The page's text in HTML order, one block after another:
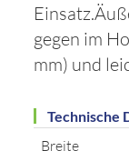
gegen im
mm) und
Technische
Breite